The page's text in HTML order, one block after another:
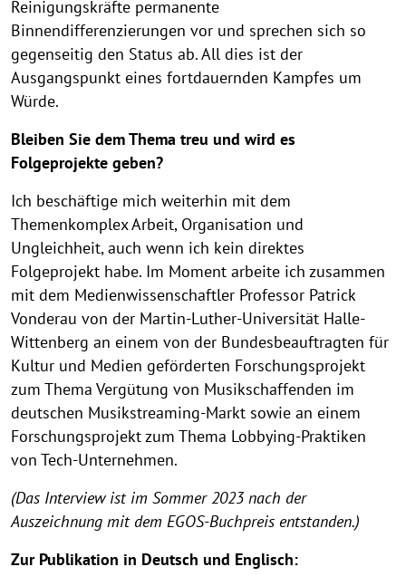
Reinigungskräfte permanente
Binnendifferenzierungen vor und sprechen sich so
gegenseitig den Status ab. All dies ist der
Ausgangspunkt eines fortdauernden Kampfes um
Würde.
Bleiben Sie dem Thema treu und wird es
Folgeprojekte geben?
Ich beschäftige mich weiterhin mit dem
Themenkomplex Arbeit, Organisation und
Ungleichheit, auch wenn ich kein direktes
Folgeprojekt habe. Im Moment arbeite ich zusammen
mit dem Medienwissenschaftler Professor Patrick
Vonderau von der Martin-Luther-Universität Halle-
Wittenberg an einem von der Bundesbeauftragten für
Kultur und Medien geförderten Forschungsprojekt
zum Thema Vergütung von Musikschaffenden im
deutschen Musikstreaming-Markt sowie an einem
Forschungsprojekt zum Thema Lobbying-Praktiken
von Tech-Unternehmen.
(Das Interview ist im Sommer 2023 nach der
Auszeichnung mit dem EGOS-Buchpreis entstanden.)
Zur Publikation in Deutsch und Englisch: